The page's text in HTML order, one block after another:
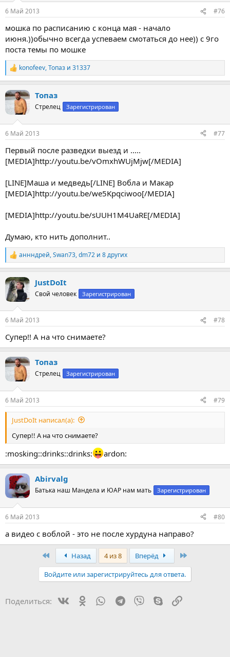
6 Май 2013 #76
мошка по расписанию с конца мая - начало
июня.))обычно всегда успеваем смотаться до нее)) с 9го
поста темы по мошке
Р
е
к
и
konofeev,Топаз и 31337
Топаз
Стрелец Зарегистрирован
6 Май 2013 #77
Первый после разведки выезд и .....
[MEDIA]http://youtu.be/vOmxhWUjMjw[/MEDIA]
[LINE]Маша и медведь[/LINE] Вобла и Макар
[MEDIA]http://youtu.be/we5Kpqciwoo[/MEDIA]
[MEDIA]http://youtu.be/sUUH1M4UaRE[/MEDIA]
Думаю, кто нить дополнит..
Р
е
к
ц
и
аннндрей,Swan73,dm72 и 8 других
JustDoIt
Свой человек Зарегистрирован
6 Май 2013 #78
Супер!! А на что снимаете?
Топаз
Стрелец Зарегистрирован
6 Май 2013 #79
JustDoIt написал(а):
Супер!! А на что снимаете?
:mosking::drinks::drinks: ardon:
Abirvalg
Батька наш Мандела и ЮАР нам мать Зарегистрирован
6 Май 2013 #80
а видео с воблой - это не после хурдуна направо?
Назад 4 из 8 Вперёд
Войдите или зарегистрируйтесь для ответа.
Поделиться: Ok WhatsAppTelegram
Viber SkypeСсылка